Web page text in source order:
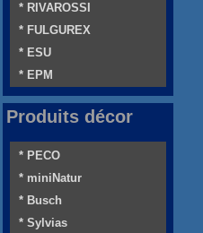
* RIVAROSSI
* FULGUREX
* ESU
* EPM
Produits décor
* PECO
* miniNatur
* Busch
* Sylvias